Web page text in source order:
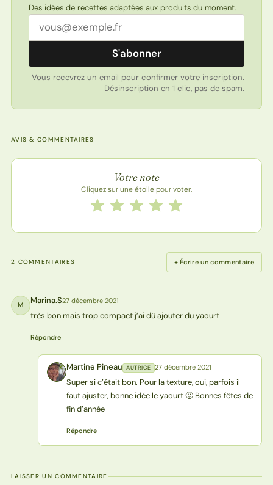
Des idées de recettes adaptées aux produits du moment.
Adresse email
S'abonner
Vous recevrez un email pour confirmer votre inscription.
Désinscription en 1 clic, pas de spam.
AVIS & COMMENTAIRES
Note de la recette
Votre note
Cliquez sur une étoile pour voter.
Notez cette recette de 1 à 5 étoiles
5 étoiles
4 étoiles
3 étoiles
2 étoiles
1 étoile
2 COMMENTAIRES + Écrire un commentaire
M Marina.S27 décembre 2021
très bon mais trop compact j’ai dû ajouter du yaourt
Répondre
MP Martine Pineau AUTRICE 27 décembre 2021
Super si c’était bon. Pour la texture, oui, parfois il
faut ajuster, bonne idée le yaourt 🙂 Bonnes fêtes de
fin d’année
Répondre
LAISSER UN COMMENTAIRE